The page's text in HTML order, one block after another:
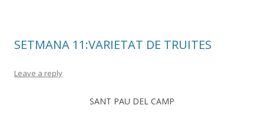
SETMANA 11:VARIETAT DE TRUITES
Leave a reply
SANT PAU DEL CAMP